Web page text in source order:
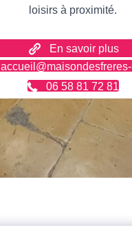
loisirs à proximité.
En savoir plus
06 58 81 72 81